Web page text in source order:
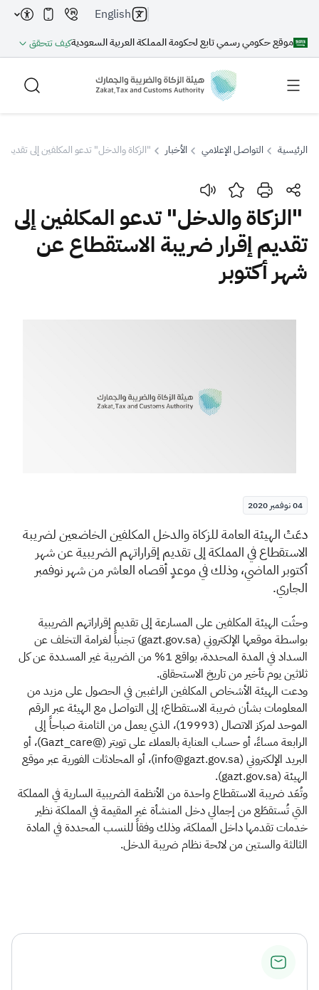
موقع حكومي رسمي تابع لحكومة المملكة العربية السعوديةكيف تتحقق
English
بحث
بحث بحث AI
اقتراحات
الزكاة الجمارك
ضريبة القيمة المضافة
الرئيسية التواصل الإعلامي الأخبار "الزكاة والدخل" تدعو المكلفين إلى تقديم
"الزكاة والدخل" تدعو المكلفين إلى
تقديم إقرار ضريبة الاستقطاع عن
شهر أكتوبر
04 نوفمبر 2020
دعَتْ الهيئة العامة للزكاة والدخل المكلفين الخاضعين لضريبة
الاستقطاع في المملكة إلى تقديم إقراراتهم الضريبية عن شهر
أكتوبر الماضي، وذلك في موعدٍ أقصاه العاشر من شهر نوفمبر
الجاري.
وحثّت الهيئة المكلفين على المسارعة إلى تقديم إقراراتهم الضريبية
بواسطة موقعها الإلكتروني (gazt.gov.sa) تجنباً لغرامة التخلف عن
السداد في المدة المحددة، بواقع 1% من الضريبة غير المسددة عن كل
ثلاثين يوم تأخير من تاريخ الاستحقاق.
ودعت الهيئة الأشخاص المكلفين الراغبين في الحصول على مزيد من
المعلومات بشأن ضريبة الاستقطاع؛ إلى التواصل مع الهيئة عبر الرقم
الموحد لمركز الاتصال (19993)، الذي يعمل من الثامنة صباحاً إلى
الرابعة مساءً، أو حساب العناية بالعملاء على تويتر (@Gazt_care)، أو
البريد الإلكتروني (info@gazt.gov.sa)، أو المحادثات الفورية عبر موقع
الهيئة (gazt.gov.sa).
وتُعَد ضريبة الاستقطاع واحدة من الأنظمة الضريبية السارية في المملكة
التي تُستقطَع من إجمالي دخل المنشأة غير المقيمة في المملكة نظير
خدمات تقدمها داخل المملكة، وذلك وفقاً للنسب المحددة في المادة
الثالثة والستين من لائحة نظام ضريبة الدخل. ​